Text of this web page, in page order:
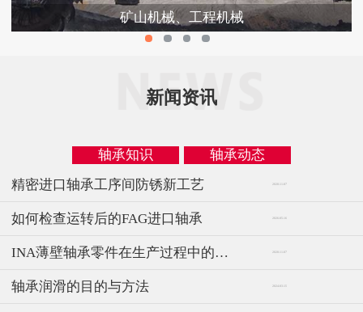
矿山机械、工程机械
新闻资讯
轴承知识
轴承动态
精密进口轴承工序间防锈新工艺
2020-11-07
如何检查运转后的FAG进口轴承 2026-05-16
INA薄壁轴承零件在生产过程中的技术分析 2020-11-07
轴承润滑的目的与方法 2024-03-15